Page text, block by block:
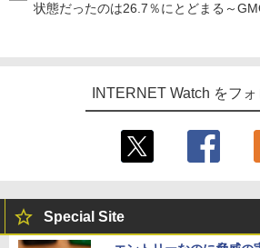
状態だったのは26.7％にとどまる～
INTERNET Watch をフ
Special Site